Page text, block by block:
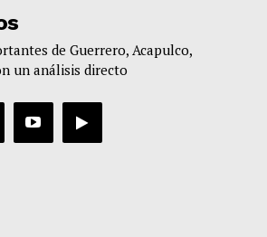
de Guerrero, Acapulco,
un análisis directo